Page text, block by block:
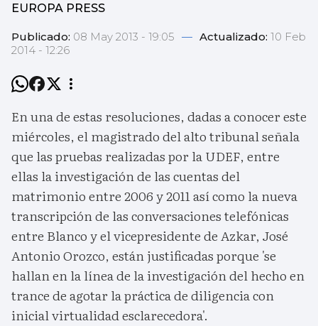
EUROPA PRESS
Publicado: 08 May 2013 - 19:05 — Actualizado: 10 Feb
2014 - 12:26
En una de estas resoluciones, dadas a conocer este
miércoles, el magistrado del alto tribunal señala
que las pruebas realizadas por la UDEF, entre
ellas la investigación de las cuentas del
matrimonio entre 2006 y 2011 así como la nueva
transcripción de las conversaciones telefónicas
entre Blanco y el vicepresidente de Azkar, José
Antonio Orozco, están justificadas porque 'se
hallan en la línea de la investigación del hecho en
trance de agotar la práctica de diligencia con
inicial virtualidad esclarecedora'.